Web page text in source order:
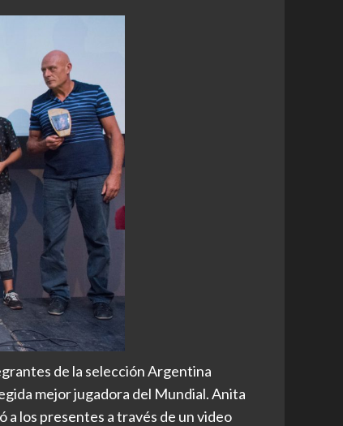
de la selección Argentina
mejor jugadora del Mundial. Anita
a los presentes a través de un video